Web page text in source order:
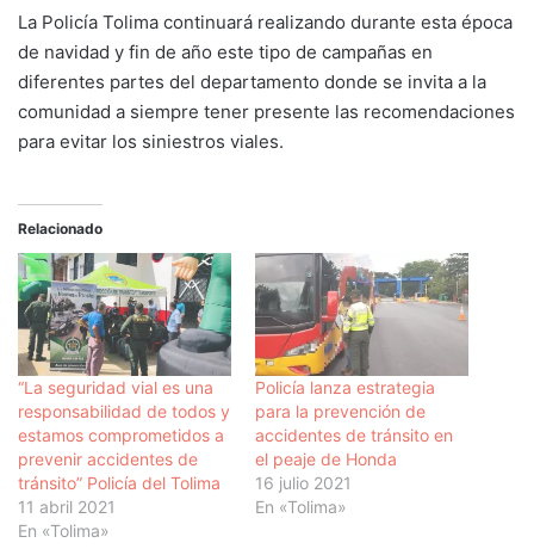
La Policía Tolima continuará realizando durante esta época
de navidad y fin de año este tipo de campañas en
diferentes partes del departamento donde se invita a la
comunidad a siempre tener presente las recomendaciones
para evitar los siniestros viales.
Relacionado
“La seguridad vial es una
responsabilidad de todos y
estamos comprometidos a
prevenir accidentes de
tránsito” Policía del Tolima
11 abril 2021
En «Tolima»
Policía lanza estrategia
para la prevención de
accidentes de tránsito en
el peaje de Honda
16 julio 2021
En «Tolima»